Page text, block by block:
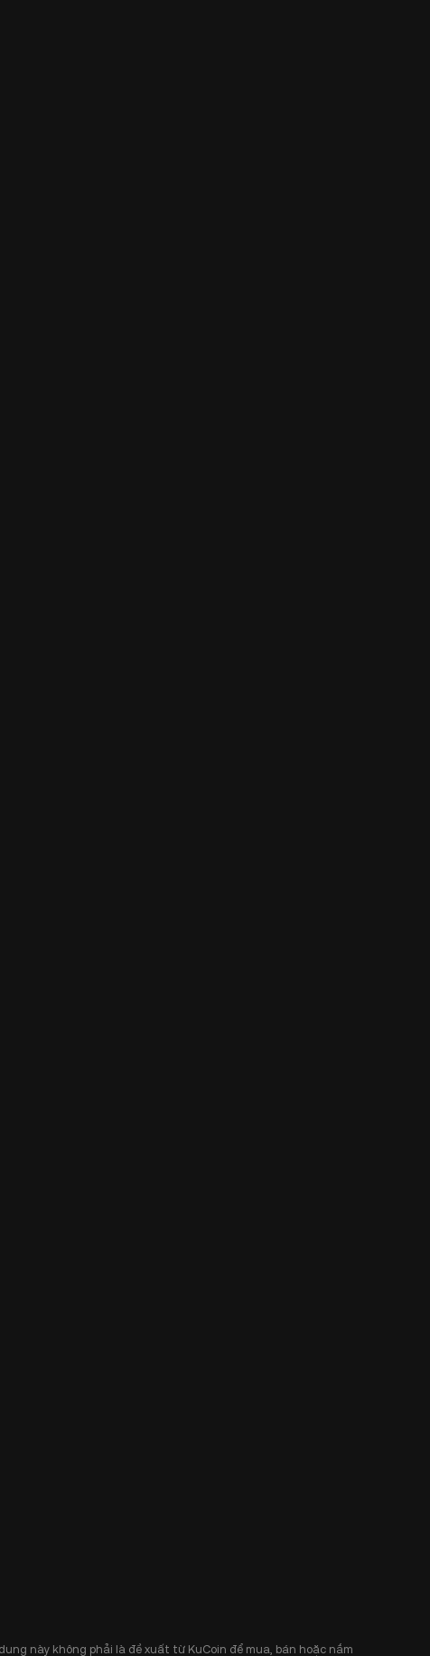
này không phải là đề xuất từ KuCoin để mua, bán hoặc nắm